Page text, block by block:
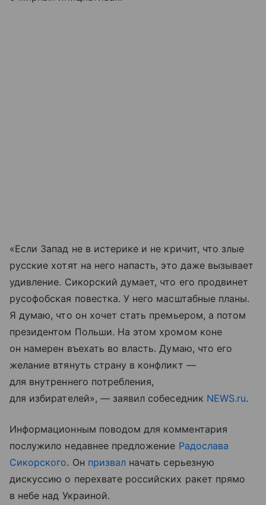
«Если Запад не в истерике и не кричит, что злые
русские хотят на него напасть, это даже вызывает
удивление. Сикорский думает, что его продвинет
русофобская повестка. У него масштабные планы.
Я думаю, что он хочет стать премьером, а потом
президентом Польши. На этом хромом коне
он намерен въехать во власть. Думаю, что его
желание втянуть страну в конфликт —
для внутреннего потребления,
для избирателей», — заявил собеседник NEWS.ru.
Информационным поводом для комментария
послужило недавнее предложение Радослава
Сикорского. Он призвал начать серьезную
дискуссию о перехвате российских ракет прямо
в небе над Украиной.